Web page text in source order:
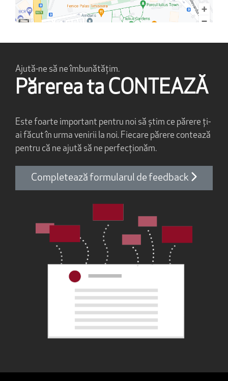
Ajută-ne să ne îmbunătățim.
Părerea ta CONTEAZĂ
Este foarte important pentru noi să știm ce părere ți-
ai făcut în urma venirii la noi. Fiecare părere contează
pentru că ne ajută să ne perfecționăm.
Completează formularul de feedback